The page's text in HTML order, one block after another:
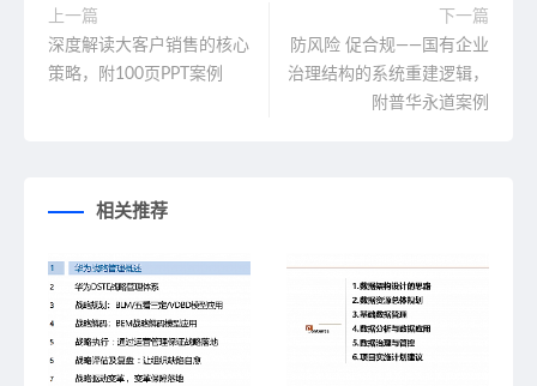
上一篇
深度解读大客户销售的核心
策略，附100页PPT案例
下一篇
防风险 促合规——国有企业
治理结构的系统重建逻辑，
附普华永道案例
相关推荐